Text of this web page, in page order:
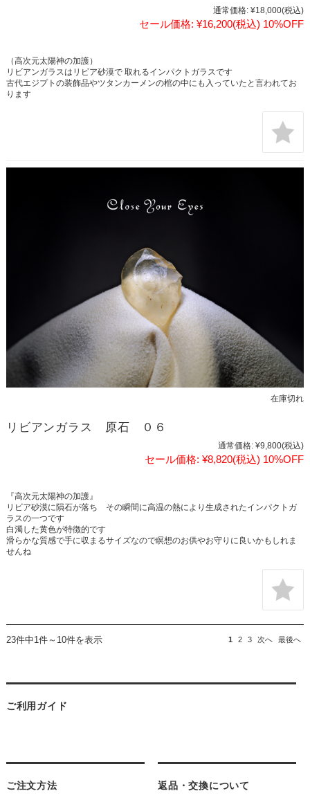
通常価格: ¥18,000(税込)
セール価格: ¥16,200(税込) 10%OFF
（高次元太陽神の加護）
リビアンガラスはリビア砂漠で 取れるインパクトガラスです
古代エジプトの装飾品やツタンカーメンの棺の中にも入っていたと言われてお
ります
在庫切れ
リビアンガラス 原石 ０６
通常価格: ¥9,800(税込)
セール価格: ¥8,820(税込) 10%OFF
『高次元太陽神の加護』
リビア砂漠に隕石が落ち その瞬間に高温の熱により生成されたインパクトガ
ラスの一つです
白濁した黄色が特徴的です
滑らかな質感で手に収まるサイズなので瞑想のお供やお守りに良いかもしれま
せんね
23件中1件～10件を表示 1 2 3 次へ 最後へ
ご利用ガイド
ご注文方法 返品・交換について